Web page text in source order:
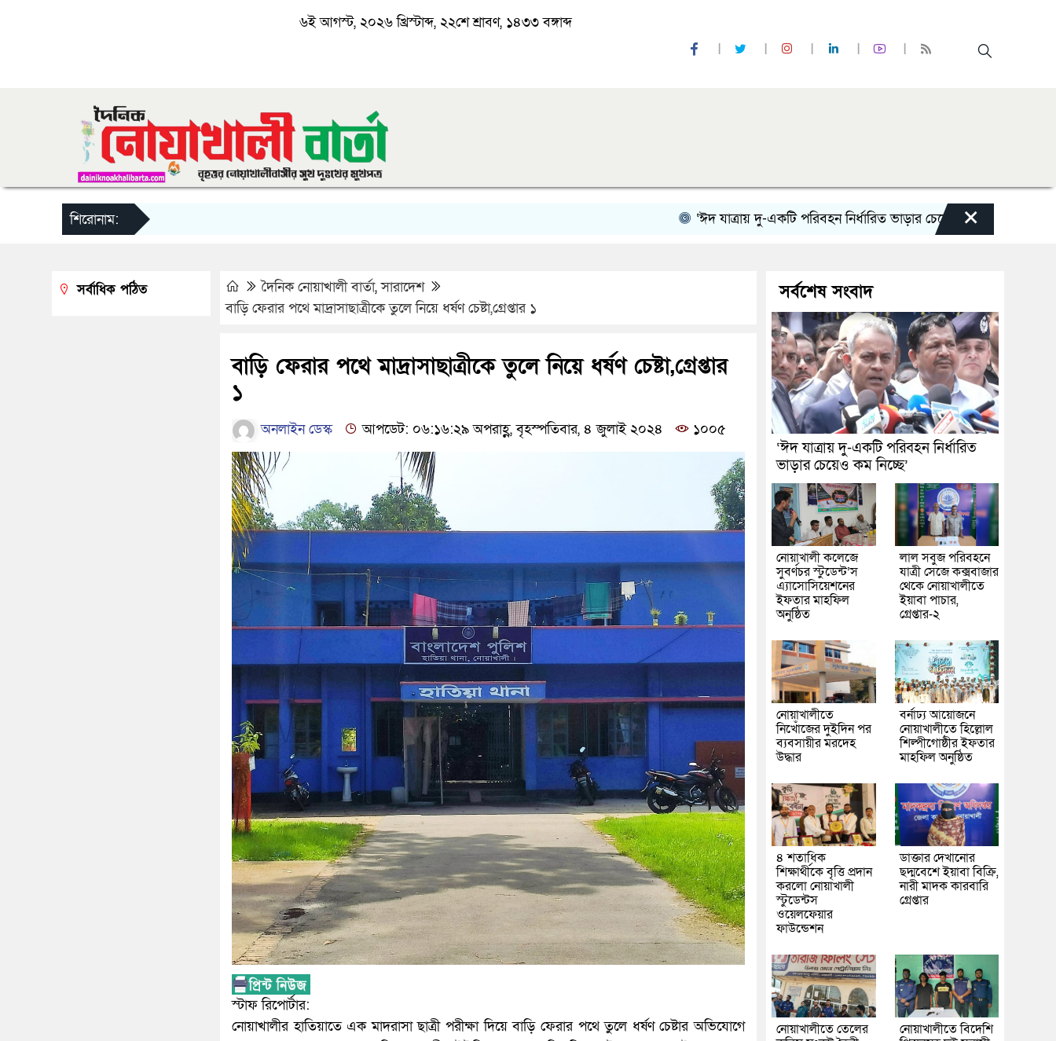
৬ই আগস্ট, ২০২৬ খ্রিস্টাব্দ, ২২শে শ্রাবণ, ১৪৩৩ বঙ্গাব্দ
শিরোনাম: ‘ঈদ যাত্রায় দু-একটি পরিবহন নির্ধারিত ভাড়ার চেয়েও কম নিচ্ছে’×
দৈনিক নোয়াখালী বার্তা,সারাদেশ
বাড়ি ফেরার পথে মাদ্রাসাছাত্রীকে তুলে নিয়ে ধর্ষণ চেষ্টা,গ্রেপ্তার ১
বাড়ি ফেরার পথে মাদ্রাসাছাত্রীকে তুলে নিয়ে ধর্ষণ চেষ্টা,গ্রেপ্তার
১
অনলাইন ডেস্ক আপডেট: ০৬:১৬:২৯ অপরাহ্ণ, বৃহস্পতিবার, ৪ জুলাই ২০২৪ ১০০৫
স্টাফ রিপোর্টার:
নোয়াখালীর হাতিয়াতে এক মাদরাসা ছাত্রী পরীক্ষা দিয়ে বাড়ি ফেরার পথে তুলে ধর্ষণ চেষ্টার অভিযোগে
সর্বাধিক পঠিত সর্বশেষ সংবাদ
‘ঈদ যাত্রায় দু-একটি পরিবহন নির্ধারিত
ভাড়ার চেয়েও কম নিচ্ছে’
নোয়াখালী কলেজে
সুবর্ণচর স্টুডেন্ট’স
এ্যাসোসিয়েশনের
ইফতার মাহফিল
অনুষ্ঠিত
লাল সবুজ পরিবহনে
যাত্রী সেজে কক্সবাজার
থেকে নোয়াখালীতে
ইয়াবা পাচার,
গ্রেপ্তার-২
নোয়াখালীতে
নিখোঁজের দুইদিন পর
ব্যবসায়ীর মরদেহ
উদ্ধার
বর্নাঢ্য আয়োজনে
নোয়াখালীতে হিল্লোল
শিল্পীগোষ্ঠীর ইফতার
মাহফিল অনুষ্ঠিত
৪ শতাধিক
শিক্ষার্থীকে বৃত্তি প্রদান
করলো নোয়াখালী
স্টুডেন্টস
ওয়েলফেয়ার
ফাউন্ডেশন
ডাক্তার দেখানোর
ছদ্মবেশে ইয়াবা বিক্রি,
নারী মাদক কারবারি
গ্রেপ্তার
নোয়াখালীতে তেলের
নোয়াখালীতে বিদেশি